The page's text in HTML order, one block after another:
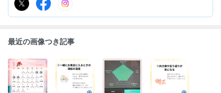
最近の画像つき記事